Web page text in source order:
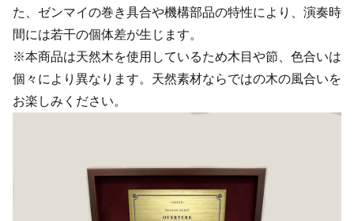
た、ゼンマイの巻き具合や機構部品の特性により、演奏時
間には若干の個体差が生じます。
※本商品は天然木を使用しているため木目や節、色合いは
個々により異なります。天然素材ならではの木の風合いを
お楽しみください。